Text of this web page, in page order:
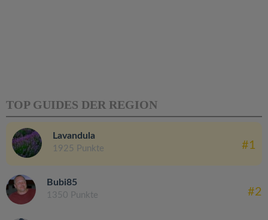
TOP GUIDES DER REGION
Lavandula
1925 Punkte #1
Bubi85
1350 Punkte #2